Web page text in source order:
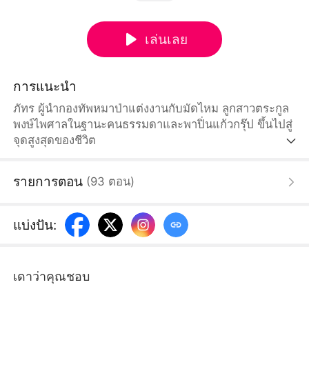
เล่นเลย
การแนะนำ
ภัทร ผู้นำกองทัพหมาป่าแต่งงานกับมัดไหม ลูกสาวตระกูล
พงษ์ไพศาลในฐานะคนธรรมดาและพาปิ่นแก้วกรุ๊ป ขึ้นไปสู่
จุดสูงสุดของชีวิต
รายการตอน (93 ตอน)
แบ่งปัน:
เดาว่าคุณชอบ